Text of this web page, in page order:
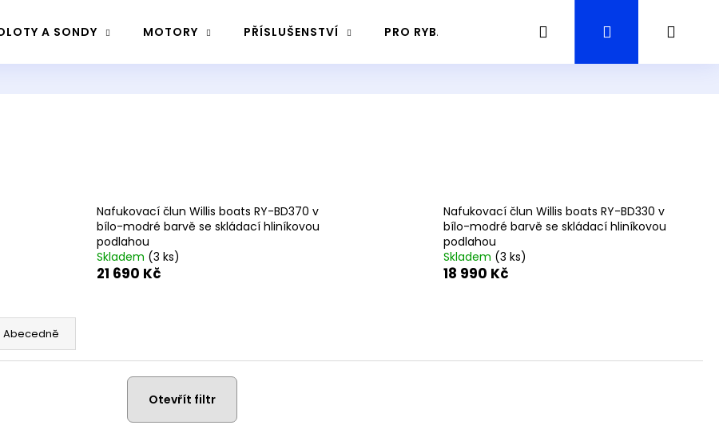
A SONDY MOTORY PŘÍSLUŠENSTVÍ PRO RYBÁŘE PRŮVODCE / GUIDING RYBAŘENÍ
Hledat Přihlášení
Nafukovací člun Willis boats RY-BD370 v
bílo-modré barvě se skládací hliníkovou
podlahou
Skladem (3 ks)
21 690 Kč
Nafukovací člun Willis boats RY-BD330 v
bílo-modré barvě se skládací hliníkovou
podlahou
Skladem (3 ks)
18 990 Kč
Abecedně
Otevřít filtr
Co potřebujete najít?
Doporučujeme
ČLUN WILLIS BOATS RY-
BD270 V ZELENÉ BARVĚ S NAFUKOVACÍ
NAFUKOVACÍ ČLUN WILLIS BOATS RY-